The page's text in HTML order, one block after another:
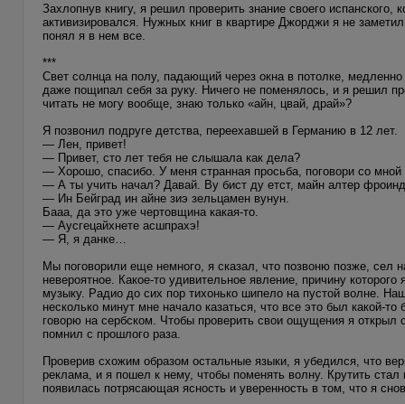
Захлопнув книгу, я решил проверить знание своего
активизировался. Нужных книг в квартире Джорджи я не
понял я в нем все.
***
Свет солнца на полу, падающий через окна в потолке,
даже пощипал себя за руку. Ничего не поменялось, и я решил
читать не могу вообще, знаю только «айн, цвай, драй»?
Я позвонил подруге детства, переехавшей в Германию в 12 лет.
— Лен, привет!
— Привет, сто лет тебя не слышала как дела?
— Хорошо, спасибо. У меня странная просьба, поговори со
— А ты учить начал? Давай. Ву бист ду етст, майн алтер
— Ин Бейград ин айне зиэ зельцамен вунун.
Бааа, да это уже чертовщина какая-то.
— Аусгецайхнете асшпрахэ!
— Я, я данке…
Мы поговорили еще немного, я сказал, что позвоню позже, сел
невероятное. Какое-то удивительное явление, причину
музыку. Радио до сих пор тихонько шипело на пустой волне.
несколько минут мне начало казаться, что все это был какой-
говорю на сербском. Чтобы проверить свои ощущения я открыл
помнил с прошлого раза.
Проверив схожим образом остальные языки, я убедился, что
реклама, и я пошел к нему, чтобы поменять волну. Крутить
появилась потрясающая ясность и уверенность в том, что я